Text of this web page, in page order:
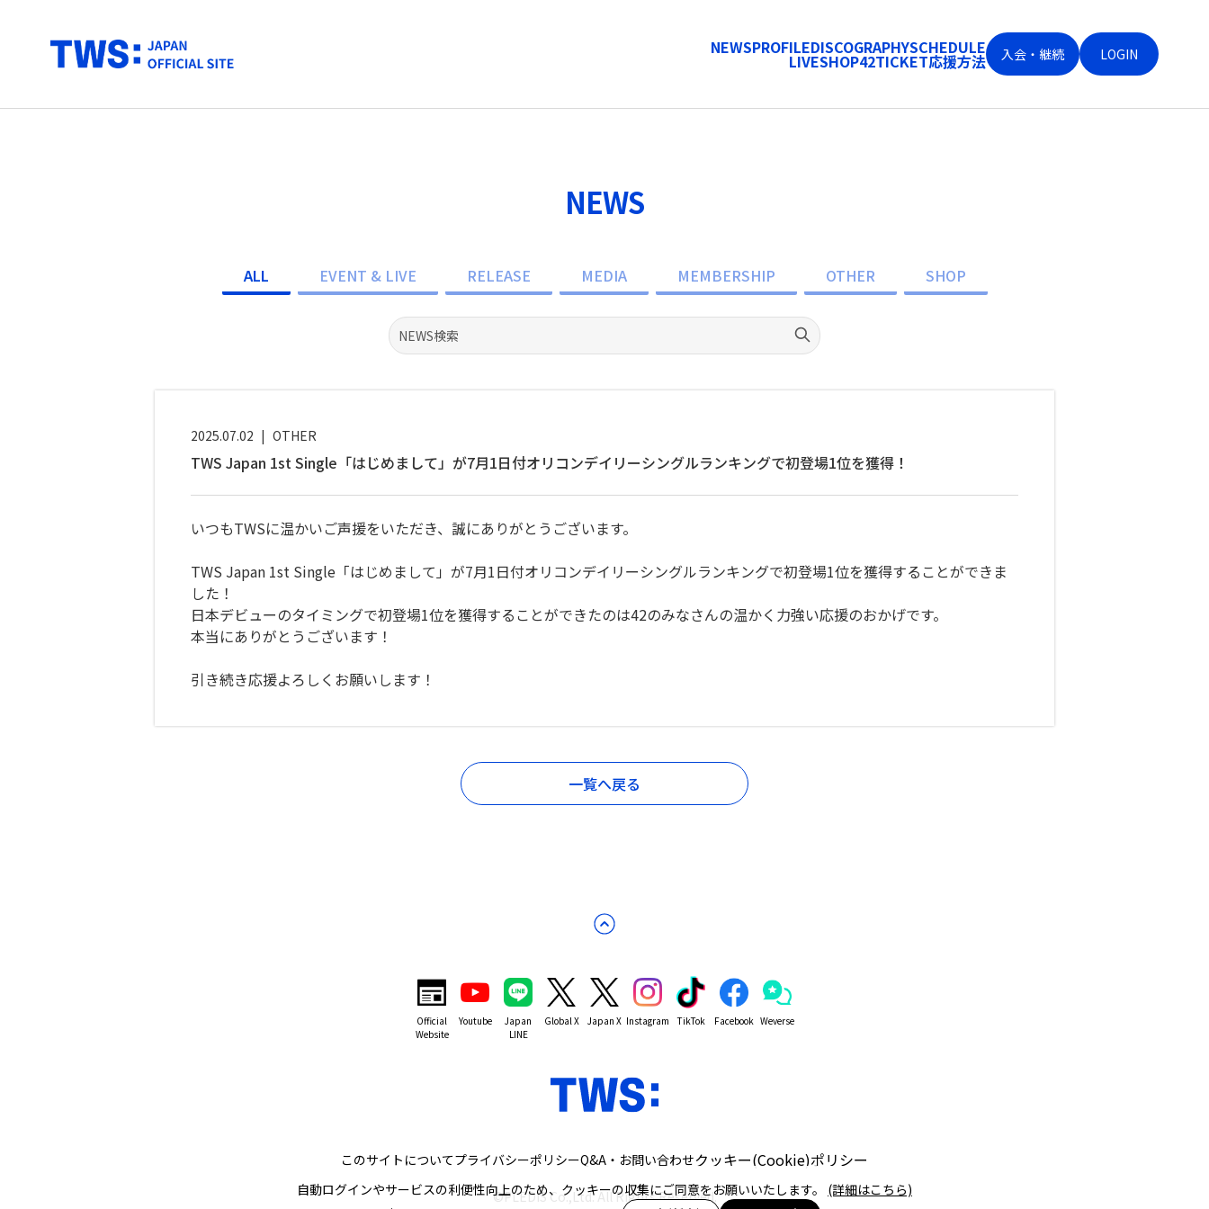
NEWSPROFILEDISCOGRAPHYSCHEDULE
LIVESHOP42TICKET応援方法 入会・継続 LOGIN
NEWS
ALL EVENT & LIVE RELEASE MEDIA MEMBERSHIP OTHER SHOP
2025.07.02 | OTHER
TWS Japan 1st Single「はじめまして」が7月1日付オリコンデイリーシングルランキングで初登場1位を獲得！
いつもTWSに温かいご声援をいただき、誠にありがとうございます。
TWS Japan 1st Single「はじめまして」が7月1日付オリコンデイリーシングルランキングで初登場1位を獲得することができま
した！
日本デビューのタイミングで初登場1位を獲得することができたのは42のみなさんの温かく力強い応援のおかげです。
本当にありがとうございます！
引き続き応援よろしくお願いします！
一覧へ戻る
Official
Website
Youtube
Japan
LINE
Global X Japan X Instagram TikTok Facebook Weverse
このサイトについてプライバシーポリシーQ&A・お問い合わせクッキー(Cookie)ポリシー
©PLEDIS Co.,Ltd. All Rights Reserved.
自動ログインやサービスの利便性向上のため、クッキーの収集にご同意をお願いいたします。 (詳細はこちら)